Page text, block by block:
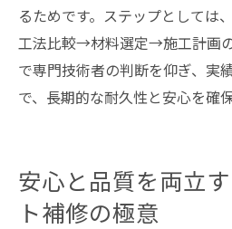
るためです。ステップとして
工法比較→材料選定→施工計画
で専門技術者の判断を仰ぎ、実
で、長期的な耐久性と安心を確
安心と品質を両立
ト補修の極意